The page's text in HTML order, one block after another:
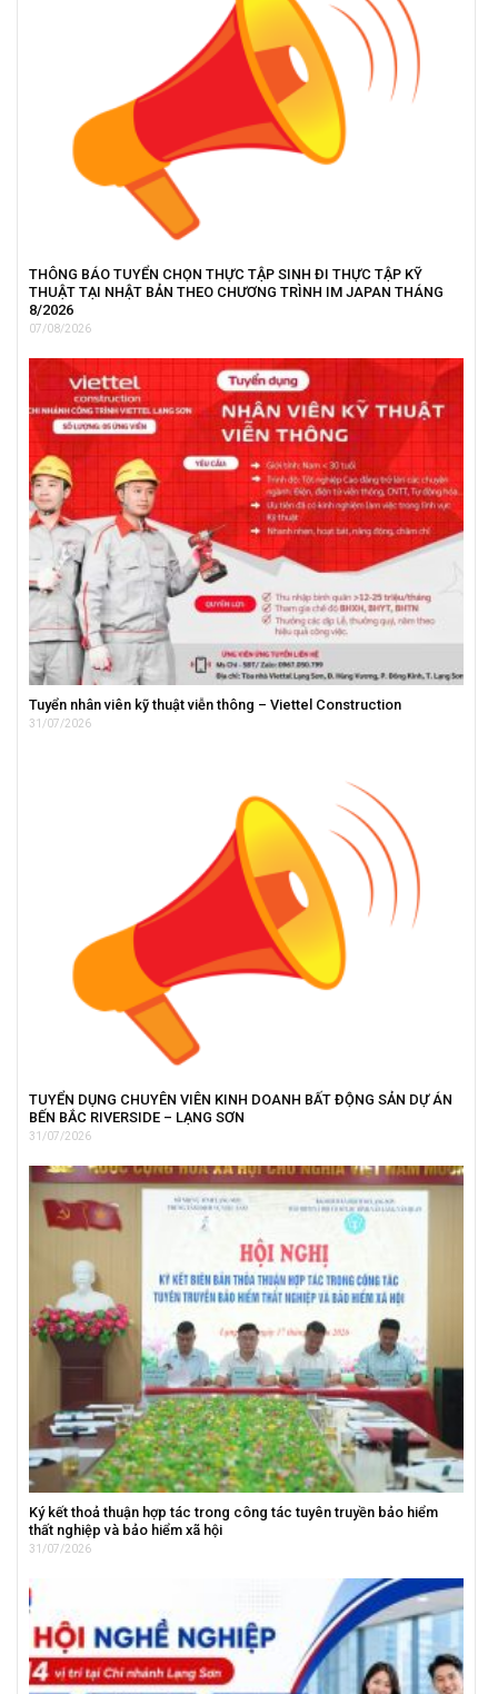
THÔNG BÁO TUYỂN CHỌN THỰC TẬP SINH ĐI THỰC TẬP KỸ
THUẬT TẠI NHẬT BẢN THEO CHƯƠNG TRÌNH IM JAPAN THÁNG
8/2026
07/08/2026
Tuyển nhân viên kỹ thuật viễn thông – Viettel Construction
31/07/2026
TUYỂN DỤNG CHUYÊN VIÊN KINH DOANH BẤT ĐỘNG SẢN DỰ ÁN
BẾN BẮC RIVERSIDE – LẠNG SƠN
31/07/2026
Ký kết thoả thuận hợp tác trong công tác tuyên truyền bảo hiểm
thất nghiệp và bảo hiểm xã hội
31/07/2026